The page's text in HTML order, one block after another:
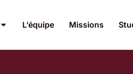
L’équipe Missions